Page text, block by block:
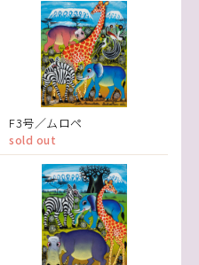
F3号／ムロペ
sold out